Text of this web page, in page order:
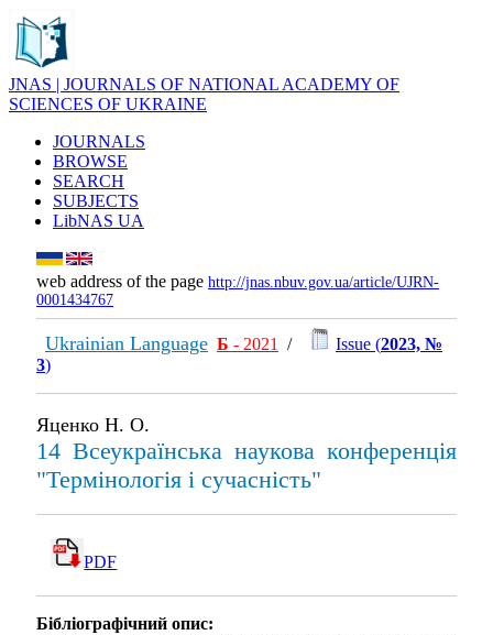
JNAS | JOURNALS OF NATIONAL ACADEMY OF
SCIENCES OF UKRAINE
JOURNALS
BROWSE
SEARCH
SUBJECTS
LibNAS UA
web address of the page http://jnas.nbuv.gov.ua/article/UJRN-
0001434767
Ukrainian Language Б - 2021 / Issue (2023, №
3)
Яценко Н. О.
14 Вcеукраїнська наукова конференція
"Термінологія і сучасність"
PDF
Бібліографічний опис: